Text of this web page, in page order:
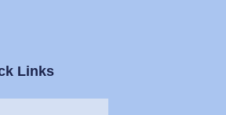
Links